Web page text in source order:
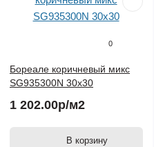
0
Бореале коричневый микс
SG935300N 30х30
1 202.00р/м2
В корзину